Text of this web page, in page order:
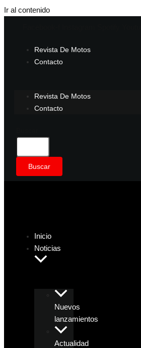
Ir al contenido
Revista De Motos
Contacto
Revista De Motos
Contacto
Buscar
Inicio
Noticias
Nuevos
lanzamientos
Actualidad